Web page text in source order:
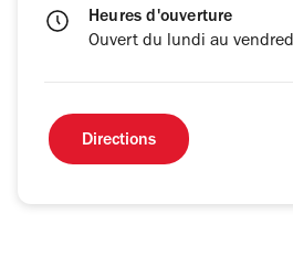
Heures d'ouverture
Ouvert du lundi au
Directions